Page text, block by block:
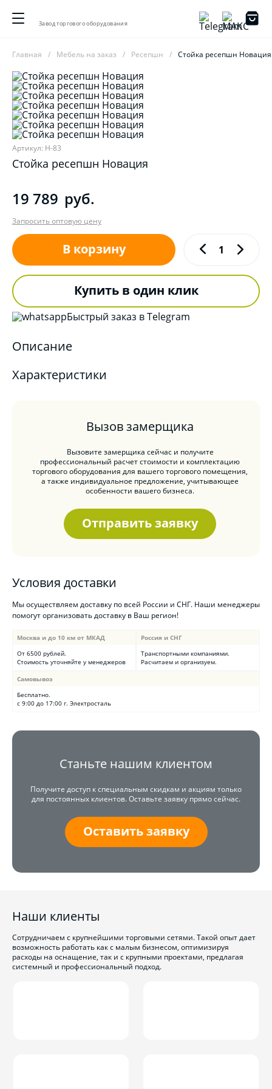
Завод торгового оборудования
Главная Мебель на заказ Ресепшн Стойка ресепшн Новация
Артикул: Н-83
Стойка ресепшн Новация
19 789 руб.
Запросить оптовую цену
В корзину
Купить в один клик
Быстрый заказ в Telegram
Описание
Характеристики
Вызов замерщика
Вызовите замерщика сейчас и получите
профессиональный расчет стоимости и комплектацию
торгового оборудования для вашего торгового помещения,
а также индивидуальное предложение, учитывающее
особенности вашего бизнеса.
Отправить заявку
Условия доставки
Мы осуществляем доставку по всей России и СНГ. Наши менеджеры
помогут организовать доставку в Ваш регион!
Москва и до 10 км от МКАД
От 6500 рублей.
Стоимость уточняйте у менеджеров
Россия и СНГ
Транспортными компаниями.
Расчитаем и организуем.
Самовывоз
Бесплатно.
с 9:00 до 17:00 г. Электросталь
Станьте нашим клиентом
Получите доступ к специальным скидкам и акциям только
для постоянных клиентов. Оставьте заявку прямо сейчас.
Оставить заявку
Наши клиенты
Сотрудничаем с крупнейшими торговыми сетями. Такой опыт дает
возможность работать как с малым бизнесом, оптимизируя
расходы на оснащение, так и с крупными проектами, предлагая
системный и профессиональный подход.